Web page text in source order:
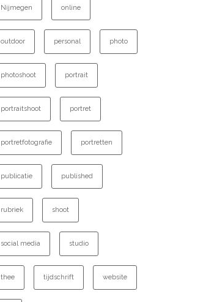
Nijmegen online
outdoor personal photo
photoshoot portrait
portraitshoot portret
portretfotografie portretten
publicatie published
rubriek shoot
social media studio
thee tijdschrift website